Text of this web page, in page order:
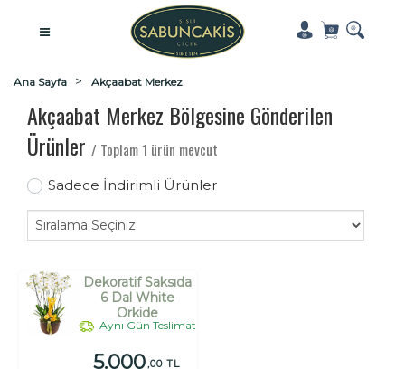
Ana Sayfa Akçaabat Merkez
Akçaabat Merkez Bölgesine Gönderilen
Ürünler / Toplam 1 ürün mevcut
Sadece İndirimli Ürünler
Dekoratif Saksıda
6 Dal White
Orkide
Aynı Gün Teslimat
5.000,00 TL